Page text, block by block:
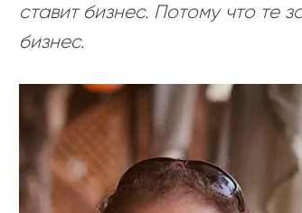
ставит бизнес. Потому что те
бизнес.